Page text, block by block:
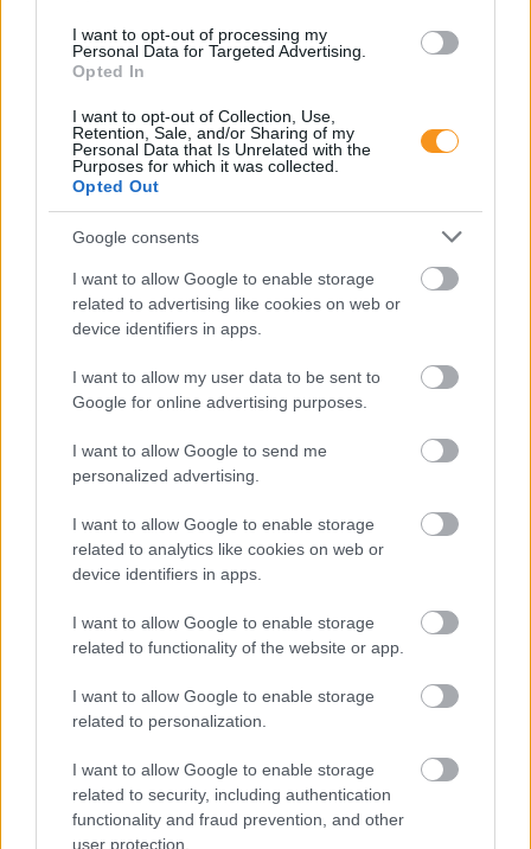
I want to opt-out of processing my
Personal Data for Targeted Advertising.
Opted In
I want to opt-out of Collection, Use,
Retention, Sale, and/or Sharing of my
Personal Data that Is Unrelated with the
Purposes for which it was collected.
Opted Out
Google consents
I want to allow Google to enable storage
related to advertising like cookies on web or
device identifiers in apps.
I want to allow my user data to be sent to
Google for online advertising purposes.
I want to allow Google to send me
personalized advertising.
I want to allow Google to enable storage
related to analytics like cookies on web or
device identifiers in apps.
I want to allow Google to enable storage
related to functionality of the website or app.
I want to allow Google to enable storage
related to personalization.
I want to allow Google to enable storage
related to security, including authentication
functionality and fraud prevention, and other
user protection.
rossz jegyet hozott haza a suliból? A megfelelő
dicsérettől kezdve, amotiváció fenntartásán
egészen akudarcélmények segítő feldolgozásáig
sok múlik azon, hogyan reagálunk. A jegyek mögött
ugyanis komoly erőfeszítés, valódi érzelmek,
készségek és tanulható stratégiák állnak,
játszik.
Már óvodás korban felismerhetők
lennének a harapási problémák!
A gyermekek és fiatalok körében ma már 65–75
százalékra tehető a harapási rendellenességek
gyerek érintett. A harapási problémák lassan, évek
alatt alakulnak ki, ezért nem feltűnőek, és a szülők
gyakran csak akkor veszik észre őket, amikor már
beavatkozni. Fogorvos tanácsai.